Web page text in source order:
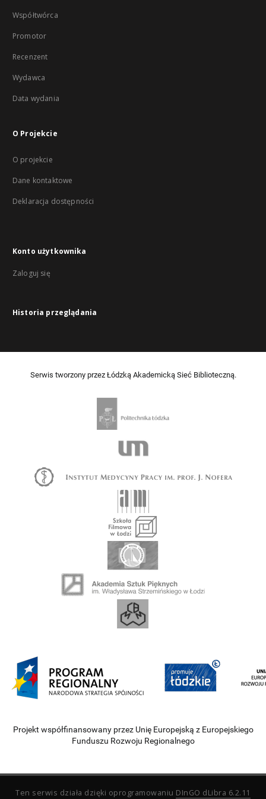
Współtwórca
Promotor
Recenzent
Wydawca
Data wydania
O Projekcie
O projekcie
Dane kontaktowe
Deklaracja dostępności
Konto użytkownika
Zaloguj się
Historia przeglądania
Serwis tworzony przez Łódzką Akademicką Sieć Biblioteczną.
Projekt współfinansowany przez Unię Europejską z Europejskiego
Funduszu Rozwoju Regionalnego
Ten serwis działa dzięki oprogramowaniu DInGO dLibra 6.2.11